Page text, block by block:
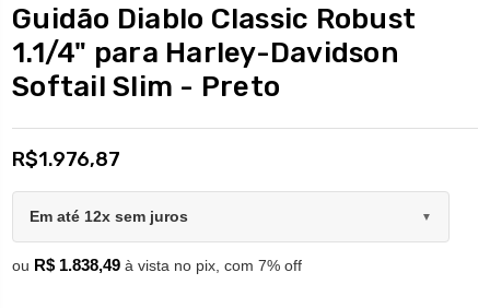
Guidão Diablo Classic Robust
1.1/4" para Harley-Davidson
Softail Slim - Preto
R$1.976,87
Em até 12x sem juros ▼
ou R$ 1.838,49 à vista no pix, com 7% off